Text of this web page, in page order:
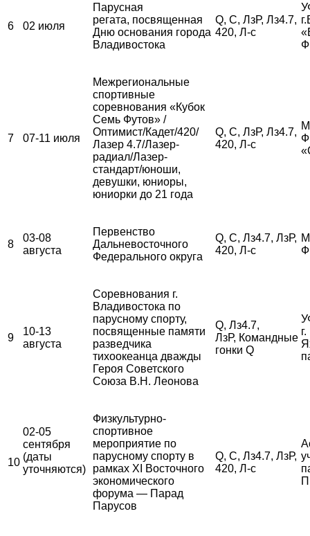
6 02 июля
Парусная
регата, посвященная
Дню основания города
Владивостока
Q, С, ЛзР, Лз4.7,
420, Л-с
7 07-11 июля
Межрегиональные
спортивные
соревнования «Кубок
Семь Футов» /
Оптимист/Кадет/420/
Лазер 4.7/Лазер-
радиал/Лазер-
стандарт/юноши,
девушки, юниоры,
юниорки до 21 года
Q, С, ЛзР, Лз4.7,
420, Л-с
8
03-08
августа
Первенство
Дальневосточного
Федерального округа
Q, С, Лз4.7, ЛзР,
420, Л-с
9
10-13
августа
Соревнования г.
Владивостока по
парусному спорту,
посвященные памяти
разведчика
тихоокеанца дважды
Героя Советского
Союза В.Н. Леонова
Q, Лз4.7,
ЛзР, Командные
гонки Q
10
02-05
сентября
(даты
уточняются)
Физкультурно-
спортивное
мероприятие по
парусному спорту в
рамках XI Восточного
экономического
форума — Парад
Парусов
Q, С, Лз4.7, ЛзР,
420, Л-с